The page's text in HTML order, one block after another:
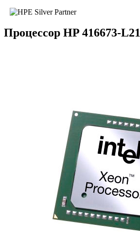
Процессор HP 416673-L21